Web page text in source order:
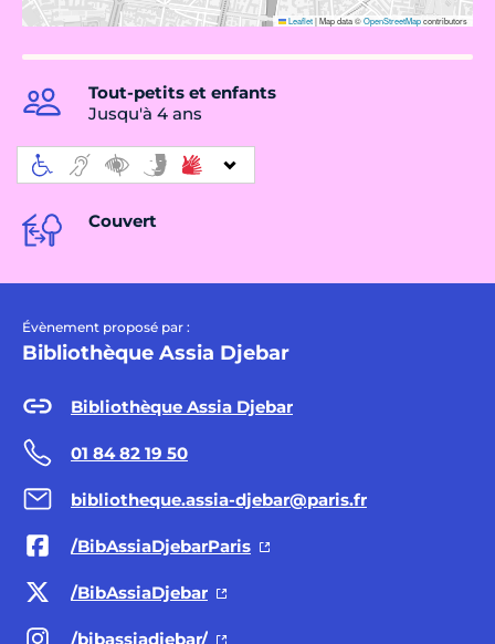
Leaflet|Map data ©OpenStreetMapcontributors
Tout-petits et enfants
Jusqu'à 4 ans
Couvert
Évènement proposé par :
Bibliothèque Assia Djebar
Bibliothèque Assia Djebar
01 84 82 19 50
bibliotheque.assia-djebar@paris.fr
/BibAssiaDjebarParis
/BibAssiaDjebar
/bibassiadjebar/